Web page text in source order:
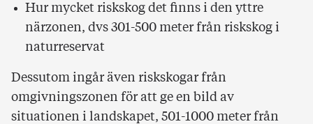
Hur mycket riskskog det finns i den yttre
närzonen, dvs 301-500 meter från riskskog i
naturreservat
Dessutom ingår även riskskogar från
omgivningszonen för att ge en bild av
situationen i landskapet, 501-1000 meter från